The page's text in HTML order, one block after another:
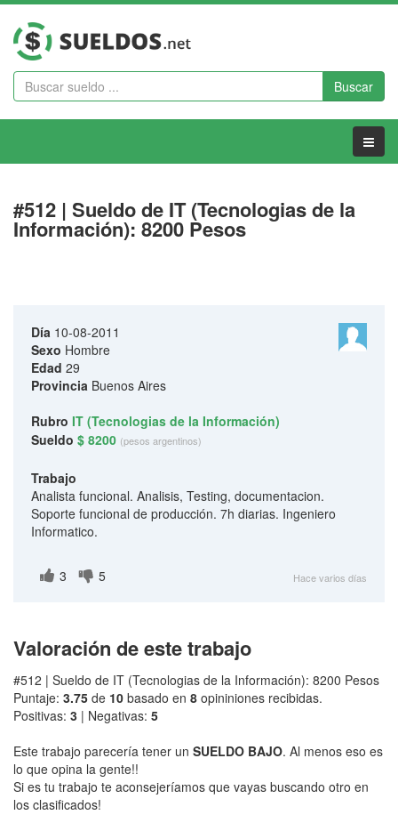
Buscar
Menu
#512 | Sueldo de IT (Tecnologias de la
Información): 8200 Pesos
Día 10-08-2011
Sexo Hombre
Edad 29
Provincia Buenos Aires
Rubro IT (Tecnologias de la Información)
Sueldo $ 8200 (pesos argentinos)
Trabajo
Analista funcional. Analisis, Testing, documentacion.
Soporte funcional de producción. 7h diarias. Ingeniero
Informatico.
3 5 Hace varios días
Valoración de este trabajo
#512 | Sueldo de IT (Tecnologias de la Información): 8200 Pesos
Puntaje: 3.75 de 10 basado en 8 opininiones recibidas.
Positivas: 3 | Negativas: 5
Este trabajo parecería tener un SUELDO BAJO. Al menos eso es
lo que opina la gente!!
Si es tu trabajo te aconsejeríamos que vayas buscando otro en
los clasificados!